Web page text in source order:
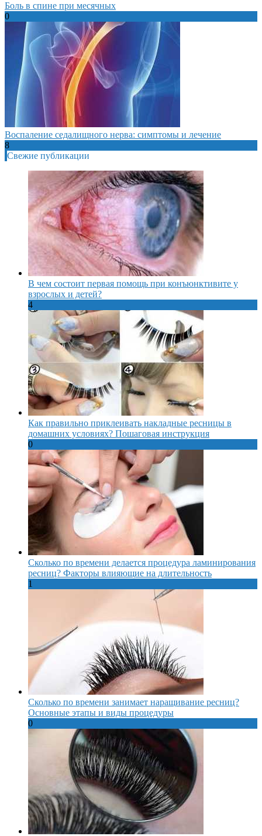
Боль в спине при месячных
0
Воспаление седалищного нерва: симптомы и лечение
8
Свежие публикации
В чем состоит первая помощь при конъюнктивите у
взрослых и детей?
4
Как правильно приклеивать накладные ресницы в
домашних условиях? Пошаговая инструкция
0
Сколько по времени делается процедура ламинирования
ресниц? Факторы влияющие на длительность
1
Сколько по времени занимает наращивание ресниц?
Основные этапы и виды процедуры
0